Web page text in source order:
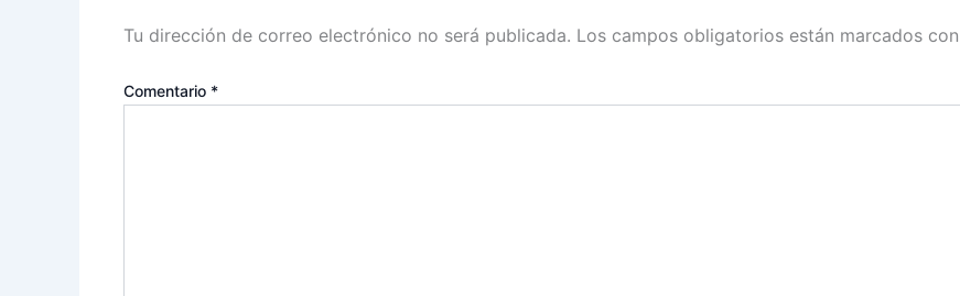
Tu dirección de correo electrónico no será publicada. Los campos obligatorios están marcados con
Comentario *